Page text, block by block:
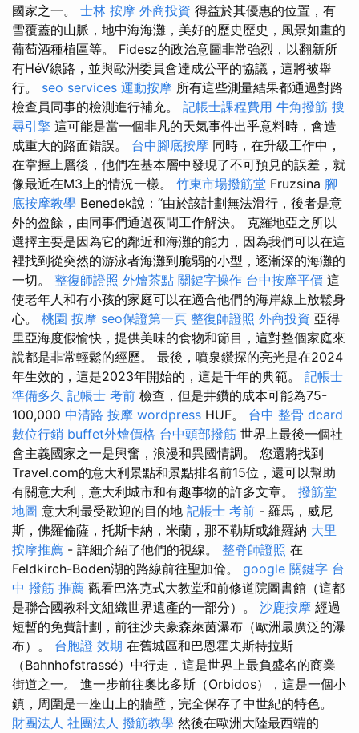
國家之一。 士林 按摩 外商投資 得益於其優惠的位置，有
雪覆蓋的山脈，地中海海灘，美好的歷史歷史，風景如畫的
葡萄酒種植區等。 Fidesz的政治意圖非常強烈，以翻新所
有HéV線路，並與歐洲委員會達成公平的協議，這將被舉
行。 seo services 運動按摩 所有這些測量結果都通過對路
檢查員同事的檢測進行補充。 記帳士課程費用 牛角撥筋 搜
尋引擎 這可能是當一個非凡的天氣事件出乎意料時，會造
成重大的路面錯誤。 台中腳底按摩 同時，在升級工作中，
在掌握上層後，他們在基本層中發現了不可預見的誤差，就
像最近在M3上的情況一樣。 竹東市場撥筋堂 Fruzsina 腳
底按摩教學 Benedek說：“由於該計劃無法滑行，後者是意
外的盈餘，由同事們通過夜間工作解決。 克羅地亞之所以
選擇主要是因為它的鄰近和海灘的能力，因為我們可以在這
裡找到從突然的游泳者海灘到脆弱的小型，逐漸深的海灘的
一切。 整復師證照 外燴茶點 關鍵字操作 台中按摩平價 這
使老年人和有小孩的家庭可以在適合他們的海岸線上放鬆身
心。 桃園 按摩 seo保證第一頁 整復師證照 外商投資 亞得
里亞海度假愉快，提供美味的食物和節目，這對整個家庭來
說都是非常輕鬆的經歷。 最後，噴泉鑽探的亮光是在2024
年生效的，這是2023年開始的，這是千年的典範。 記帳士
準備多久 記帳士 考前 檢查，但是井鑽的成本可能為75-
100,000 中清路 按摩 wordpress HUF。 台中 整骨 dcard
數位行銷 buffet外燴價格 台中頭部撥筋 世界上最後一個社
會主義國家之一是興奮，浪漫和異國情調。 您還將找到
Travel.com的意大利景點和景點排名前15位，還可以幫助
有關意大利，意大利城市和有趣事物的許多文章。 撥筋堂
地圖 意大利最受歡迎的目的地 記帳士 考前 - 羅馬，威尼
斯，佛羅倫薩，托斯卡納，米蘭，那不勒斯或維羅納 大里
按摩推薦 - 詳細介紹了他們的視線。 整脊師證照 在
Feldkirch-Boden湖的路線前往聖加倫。 google 關鍵字 台
中 撥筋 推薦 觀看巴洛克式大教堂和前修道院圖書館（這都
是聯合國教科文組織世界遺產的一部分）。 沙鹿按摩 經過
短暫的免費計劃，前往沙夫豪森萊茵瀑布（歐洲最廣泛的瀑
布）。 台胞證 效期 在舊城區和巴恩霍夫斯特拉斯
（Bahnhofstrassé）中行走，這是世界上最負盛名的商業
街道之一。 進一步前往奧比多斯（Orbidos），這是一個小
鎮，周圍是一座山上的牆壁，完全保存了中世紀的特色。
財團法人 社團法人 撥筋教學 然後在歐洲大陸最西端的